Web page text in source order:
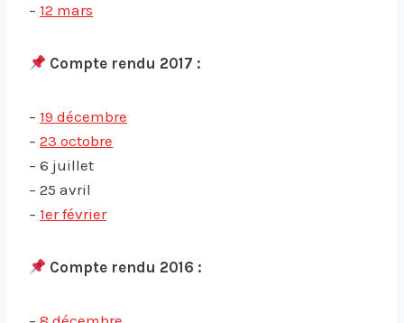
– 12 mars
Compte rendu 2017 :
– 19 décembre
– 23 octobre
– 6 juillet
– 25 avril
– 1er février
Compte rendu 2016 :